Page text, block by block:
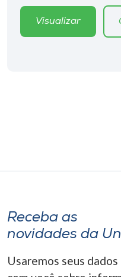
Rádio
o idioma
A-
Visualizar
Receba as
novidades da
Usaremos seus